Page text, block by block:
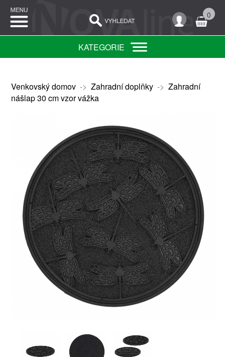
0
KATEGORIE
Venkovský domov-> Zahradní doplňky-> Zahradní
nášlap 30 cm vzor vážka